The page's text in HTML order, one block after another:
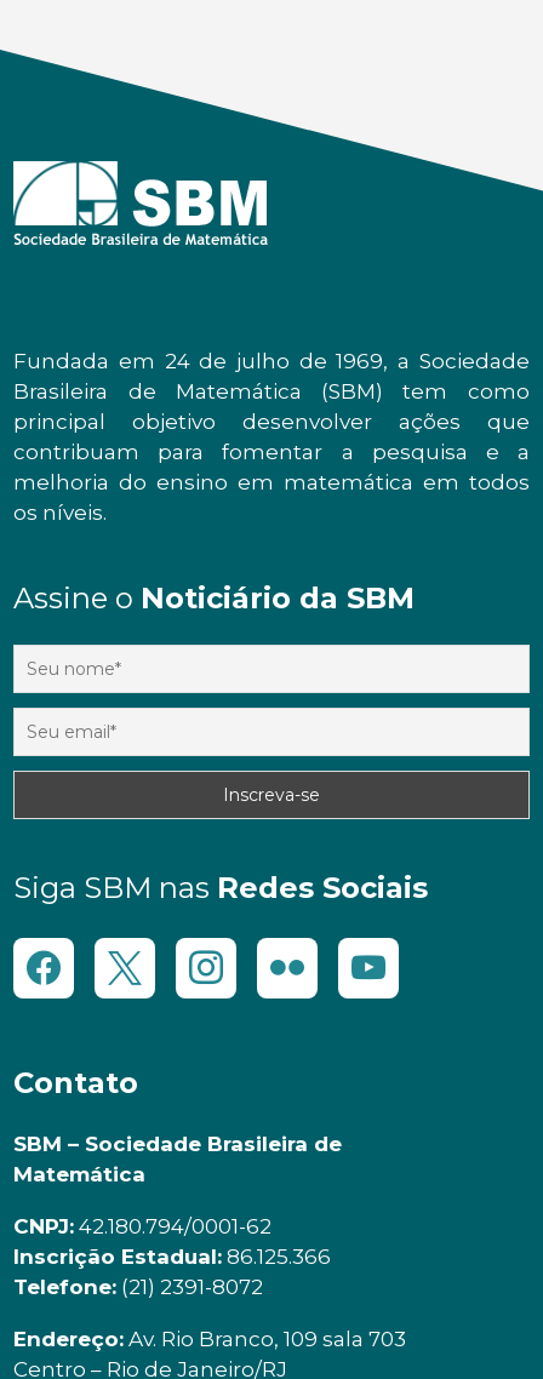
Fundada em 24 de julho de 1969, a Sociedade
Brasileira de Matemática (SBM) tem como
principal objetivo desenvolver ações que
contribuam para fomentar a pesquisa e a
melhoria do ensino em matemática em todos
os níveis.
Assine o Noticiário da SBM
Siga SBM nas Redes Sociais
Contato
SBM – Sociedade Brasileira de
Matemática
CNPJ: 42.180.794/0001-62
Inscrição Estadual: 86.125.366
Telefone: (21) 2391-8072
Endereço: Av. Rio Branco, 109 sala 703
Centro – Rio de Janeiro/RJ